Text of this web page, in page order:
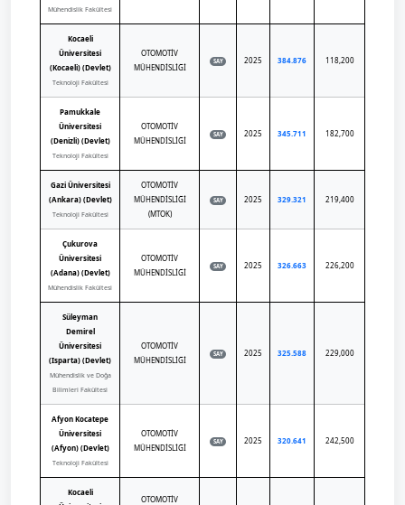
Mühendislik Fakültesi
Kocaeli
Üniversitesi
(Kocaeli) (Devlet)
Teknoloji Fakültesi
OTOMOTİV
MÜHENDİSLİĞİ
SAY 2025 384.876 118,200
Pamukkale
Üniversitesi
(Denizli) (Devlet)
Teknoloji Fakültesi
OTOMOTİV
MÜHENDİSLİĞİ
SAY 2025 345.711 182,700
Gazi Üniversitesi
(Ankara) (Devlet)
Teknoloji Fakültesi
OTOMOTİV
MÜHENDİSLİĞİ
(MTOK)
SAY 2025 329.321 219,400
Çukurova
Üniversitesi
(Adana) (Devlet)
Mühendislik Fakültesi
OTOMOTİV
MÜHENDİSLİĞİ
SAY 2025 326.663 226,200
Süleyman
Demirel
Üniversitesi
(Isparta) (Devlet)
Mühendislik ve Doğa
Bilimleri Fakültesi
OTOMOTİV
MÜHENDİSLİĞİ
SAY 2025 325.588 229,000
Afyon Kocatepe
Üniversitesi
(Afyon) (Devlet)
Teknoloji Fakültesi
OTOMOTİV
MÜHENDİSLİĞİ
SAY 2025 320.641 242,500
Kocaeli
OTOMOTİV